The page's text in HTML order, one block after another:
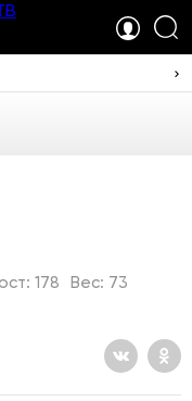
178 Вес: 73